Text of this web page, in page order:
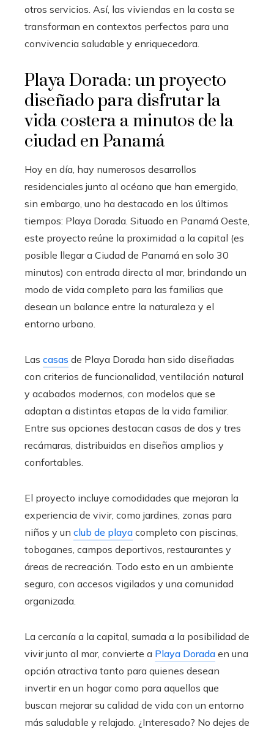
otros servicios. Así, las viviendas en la costa se
transforman en contextos perfectos para una
convivencia saludable y enriquecedora.
Playa Dorada: un proyecto
diseñado para disfrutar la
vida costera a minutos de la
ciudad en Panamá
Hoy en día, hay numerosos desarrollos
residenciales junto al océano que han emergido,
sin embargo, uno ha destacado en los últimos
tiempos: Playa Dorada. Situado en Panamá Oeste,
este proyecto reúne la proximidad a la capital (es
posible llegar a Ciudad de Panamá en solo 30
minutos) con entrada directa al mar, brindando un
modo de vida completo para las familias que
desean un balance entre la naturaleza y el
entorno urbano.
Las casas de Playa Dorada han sido diseñadas
con criterios de funcionalidad, ventilación natural
y acabados modernos, con modelos que se
adaptan a distintas etapas de la vida familiar.
Entre sus opciones destacan casas de dos y tres
recámaras, distribuidas en diseños amplios y
confortables.
El proyecto incluye comodidades que mejoran la
experiencia de vivir, como jardines, zonas para
niños y un club de playa completo con piscinas,
toboganes, campos deportivos, restaurantes y
áreas de recreación. Todo esto en un ambiente
seguro, con accesos vigilados y una comunidad
organizada.
La cercanía a la capital, sumada a la posibilidad de
vivir junto al mar, convierte a Playa Dorada en una
opción atractiva tanto para quienes desean
invertir en un hogar como para aquellos que
buscan mejorar su calidad de vida con un entorno
más saludable y relajado. ¿Interesado? No dejes de